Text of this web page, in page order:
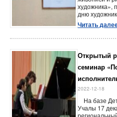
художника»,
дню
Читать
Открытый
семинар
2022-12-18
На базе
Учалы 17